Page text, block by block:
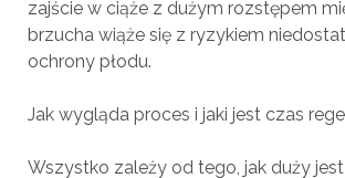
zajście w ciąże z dużym rozstępem
brzucha wiąże się z ryzykiem
ochrony płodu.
Jak wygląda proces i jaki jest czas
Wszystko zależy od tego, jak duży